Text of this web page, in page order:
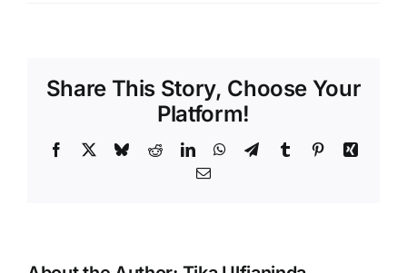
Kelebihan
dan
Kekurangan
Share This Story, Choose Your
Platform!
Facebook BlueskyRedditLinkedInWhatsApp
TelegramTumblr PinterestXing
Email